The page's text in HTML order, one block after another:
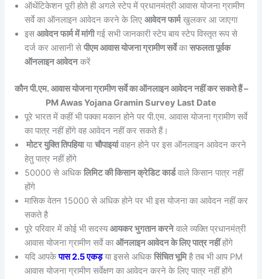
ऑथेंटिकेशन पूरी होते ही अगले स्टेप में प्रधानमंत्री आवास योजना ग्रामीण
सर्वे का ऑनलाइन आवेदन करने के लिएआवेदन फार्मखुलकर आ जाएगा
इसआवेदन फार्म में मांगीगई सभी जानकारी स्टेप बाय स्टेप विस्तृत रूप से
दर्ज कर आसानी सेपीएम आवास योजना ग्रामीण सर्वेकासफलता पूर्वक
ऑनलाइन आवेदनकरें
कौन पी.एम. आवास योजना ग्रामीण सर्वे का ऑनलाइन आवेदन नहीं कर सकते हैं –
PM Awas Yojana Gramin Survey Last Date
पूरे भारत में कहीं भी पक्का मकान होने पर पी.एम. आवास योजना ग्रामीण सर्वे
का पात्र नहीं होंगे वह आवेदन नहीं कर सकते हैं।
मोटर युक्ति तिपहियायाचौपाइयांवाहन होने पर इस ऑनलाइन आवेदन करने
हेतु पात्र नहीं होंगे
50000 से अधिकलिमिट की किसान क्रेडिट कार्डवाले किसान पात्र नहीं
होंगे
मासिक वेतन 15000 से अधिक होने पर भी इस योजना का आवेदन नहीं कर
सकते है
पूरे परिवार में कोई भी सदस्यआयकर भुगतान करनेवाले व्यक्ति प्रधानमंत्री
आवास योजना ग्रामीण सर्वे काऑनलाइन आवेदन के लिए पात्र नहींहोंगे
यदि आपकेपास 2.5 एकड़या इससे अधिकसिंचित भूमिहै तब भी आप PM
आवास योजना ग्रामीण सर्वेक्षण का आवेदन करने के लिए पात्र नहीं होंगे